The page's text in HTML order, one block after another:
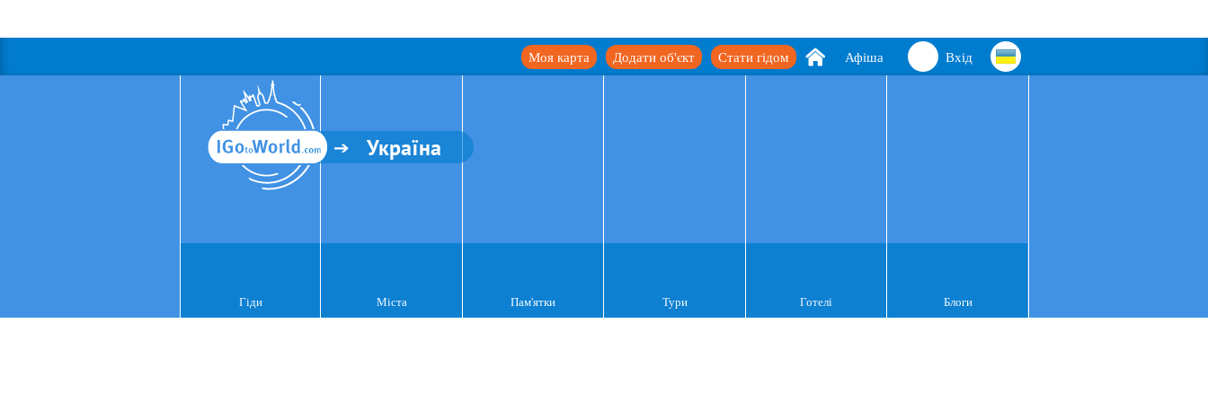
Вхід
Афіша
Стати гідом
Додати об'єкт
Моя карта
Україна
Гіди Міста Пам'ятки Тури Готелі Блоги